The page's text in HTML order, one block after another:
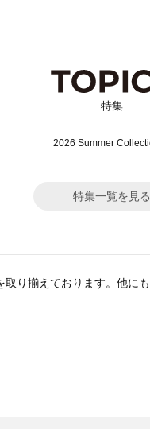
特集
特集一覧を見る
取り揃えております。他にも
覧